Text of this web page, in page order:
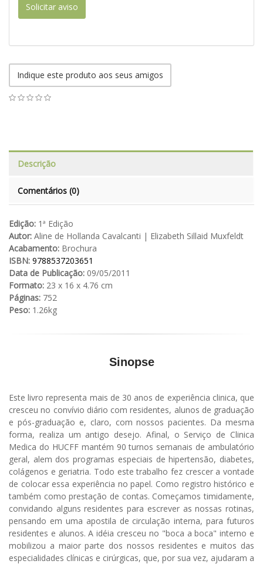
Solicitar aviso
Indique este produto aos seus amigos
Descrição
Comentários (0)
Edição: 1ª Edição
Autor: Aline de Hollanda Cavalcanti | Elizabeth Sillaid Muxfeldt
Acabamento: Brochura
ISBN: 9788537203651
Data de Publicação: 09/05/2011
Formato: 23 x 16 x 4.76 cm
Páginas: 752
Peso: 1.26kg
Sinopse
Este livro representa mais de 30 anos de experiência clinica, que
cresceu no convívio diário com residentes, alunos de graduação
e pós-graduação e, claro, com nossos pacientes. Da mesma
forma, realiza um antigo desejo. Afinal, o Serviço de Clinica
Medica do HUCFF mantém 90 turnos semanais de ambulatório
geral, alem dos programas especiais de hipertensão, diabetes,
colágenos e geriatria. Todo este trabalho fez crescer a vontade
de colocar essa experiência no papel. Como registro histórico e
também como prestação de contas. Começamos timidamente,
convidando alguns residentes para escrever as nossas rotinas,
pensando em uma apostila de circulação interna, para futuros
residentes e alunos. A idéia cresceu no "boca a boca" interno e
mobilizou a maior parte dos nossos residentes e muitos das
especialidades clínicas e cirúrgicas, que, por sua vez, ajudaram a